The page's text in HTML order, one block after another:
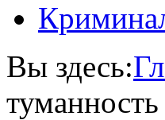
Вы здесь: